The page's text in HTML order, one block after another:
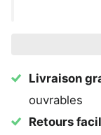
Livraison
ouvrables
Retours